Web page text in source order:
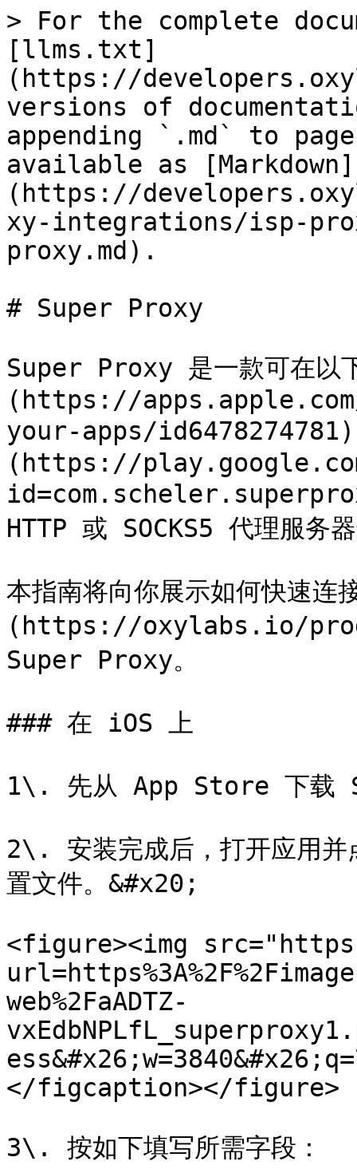
> For the complete
[llms.txt]
(https://
versions of
appending `.md` to
available as [Markdown]
(https://
xy-integrations/isp-
proxy.md).
# Super Proxy
Super Proxy 是一款可在以
(https://
your-apps/
(https://
HTTP 或 SOCKS5 代理服务
本指南将向你展示如何快速
(https://oxylabs.io/
Super Proxy。
### 在 iOS 上
1\. 先从 App Store 下载
2\. 安装完成后，打开应用
置文件。&#x20;
<figure><img
web%2FaADTZ-
</figcaption></figure>
3\. 按如下填写所需字段：